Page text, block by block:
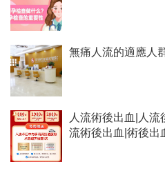
無痛人流的適應人
人流術後出血|人流
流術後出血|術後出